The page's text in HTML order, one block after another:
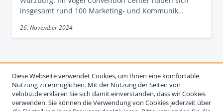
insgesamt rund 100 Marketing- und Kommunik…
26. November 2024
Diese Webseite verwendet Cookies, um Ihnen eine komfortable
Nutzung zu ermöglichen. Mit der Nutzung der Seiten von
velobiz.de erklären Sie sich damit einverstanden, dass wir Cookies
verwenden. Sie können die Verwendung von Cookies jederzeit über